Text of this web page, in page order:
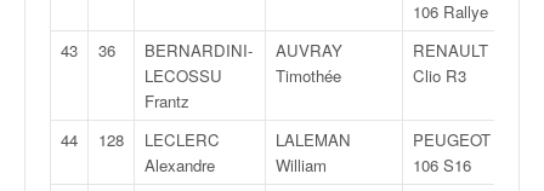
106 Rallye
43
36
BERNARDINI-
LECOSSU
Frantz
AUVRAY
Timothée
RENAULT
Clio R3
44 128
LECLERC
Alexandre
LALEMAN
William
PEUGEOT
106 S16